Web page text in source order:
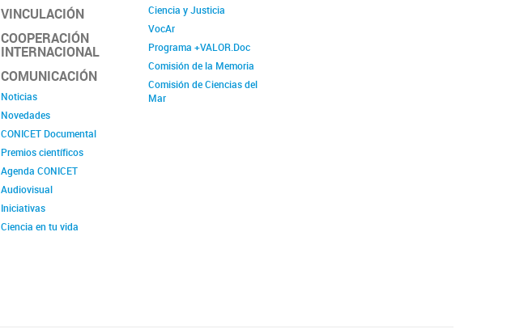
VINCULACIÓN
COOPERACIÓN
INTERNACIONAL
COMUNICACIÓN
Noticias
Novedades
CONICET Documental
Premios científicos
Agenda CONICET
Audiovisual
Iniciativas
Ciencia en tu vida
Ciencia y Justicia
VocAr
Programa +VALOR.Doc
Comisión de la Memoria
Comisión de Ciencias del
Mar